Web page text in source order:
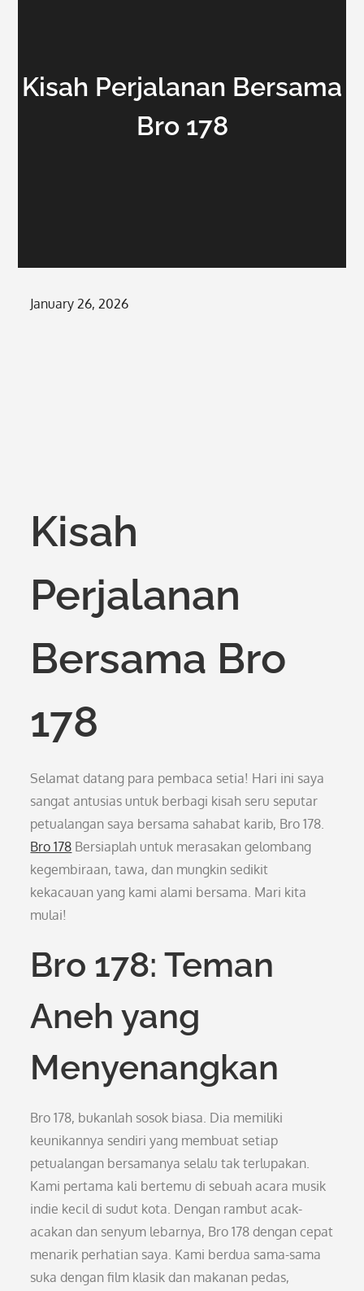
Kisah Perjalanan Bersama
Bro 178
Posted
January 26, 2026
Kisah
Perjalanan
Bersama Bro
178
Selamat datang para pembaca setia! Hari ini saya
sangat antusias untuk berbagi kisah seru seputar
petualangan saya bersama sahabat karib, Bro 178.
Bro 178 Bersiaplah untuk merasakan gelombang
kegembiraan, tawa, dan mungkin sedikit
kekacauan yang kami alami bersama. Mari kita
mulai!
Bro 178: Teman
Aneh yang
Menyenangkan
Bro 178, bukanlah sosok biasa. Dia memiliki
keunikannya sendiri yang membuat setiap
petualangan bersamanya selalu tak terlupakan.
Kami pertama kali bertemu di sebuah acara musik
indie kecil di sudut kota. Dengan rambut acak-
acakan dan senyum lebarnya, Bro 178 dengan cepat
menarik perhatian saya. Kami berdua sama-sama
suka dengan film klasik dan makanan pedas,